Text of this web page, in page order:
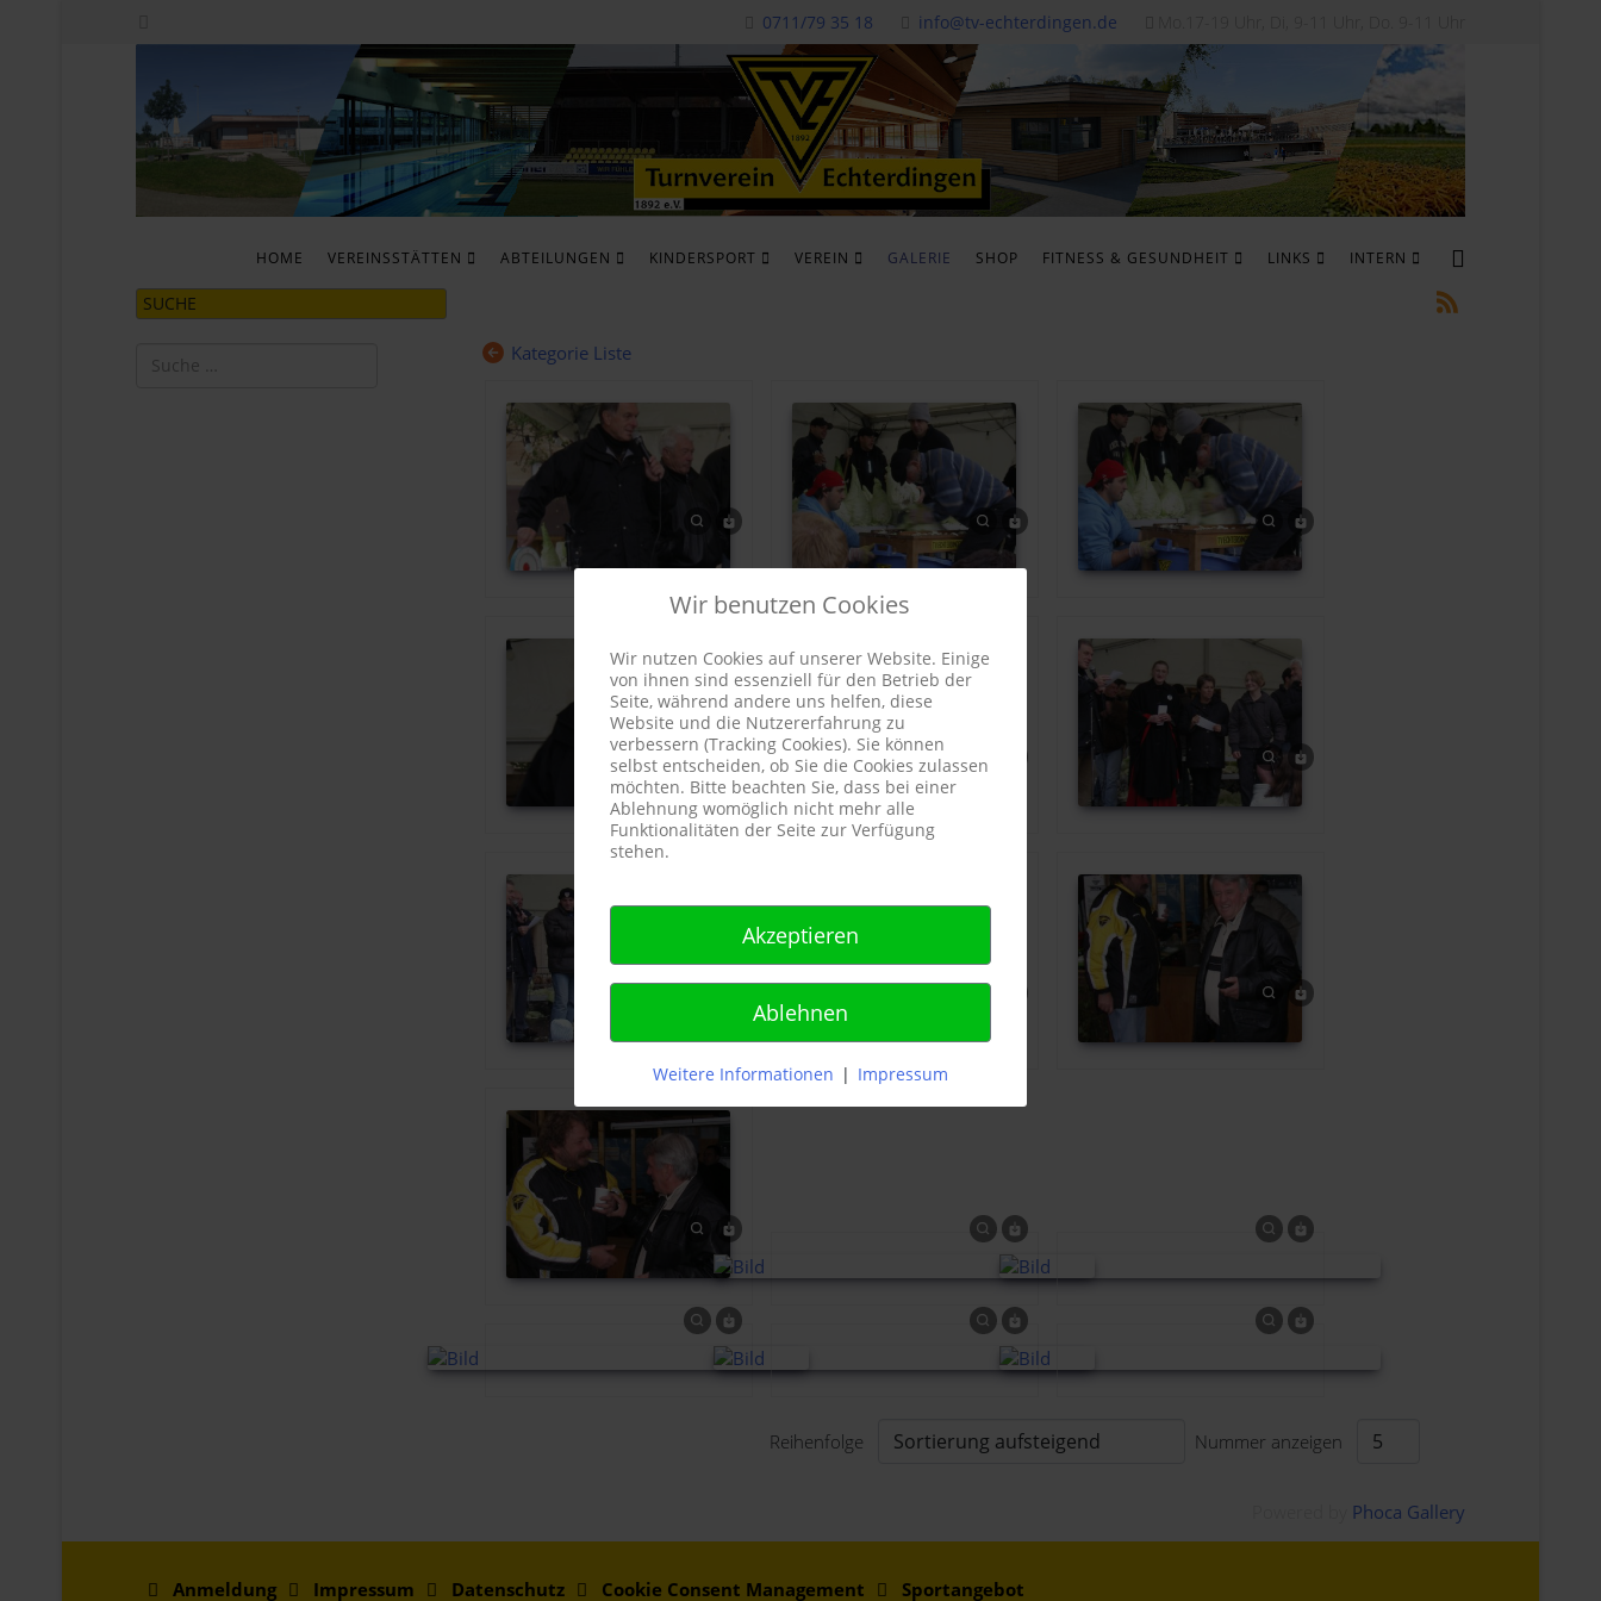
0711/79 35 18 info@tv-echterdingen.de
HOME VEREINSSTÄTTEN ABTEILUNGEN KINDERSPORT VEREIN GALERIE SHOP FITNESS & GESUNDHEIT LINKS INTERN
SUCHE
Kategorie Liste
Reihenfolge Nummer anzeigen
Phoca Gallery
Anmeldung Impressum Datenschutz Cookie Consent Management Sportangebot
Wir benutzen Cookies
Wir nutzen Cookies auf unserer Website. Einige
von ihnen sind essenziell für den Betrieb der
Seite, während andere uns helfen, diese
Website und die Nutzererfahrung zu
verbessern (Tracking Cookies). Sie können
selbst entscheiden, ob Sie die Cookies zulassen
möchten. Bitte beachten Sie, dass bei einer
Ablehnung womöglich nicht mehr alle
Funktionalitäten der Seite zur Verfügung
stehen.
Akzeptieren
Ablehnen
Weitere Informationen | Impressum